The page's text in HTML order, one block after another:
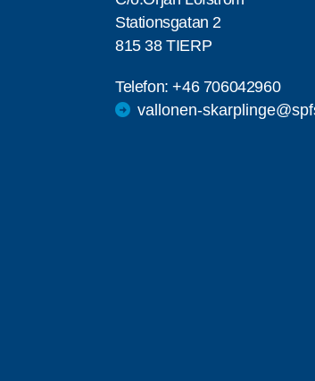
Stationsgatan 2
815 38 TIERP
Telefon:+46 706042960
vallonen-